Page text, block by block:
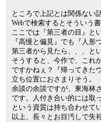
ところで上記とは関係ない
Webで検索するとそういう
ここでは『第三者の目』と
『高慢と偏見』でも『人形
第三者から見たら、、、と
そうすると、今作で、これ
ですかねぇ？『帰ってきた
立ち位置におさまりそう。
余談の余談ですが、東海林
です。人付き合い的には取
という資質は持ち合わせて
以上、長々とお目汚しで失礼